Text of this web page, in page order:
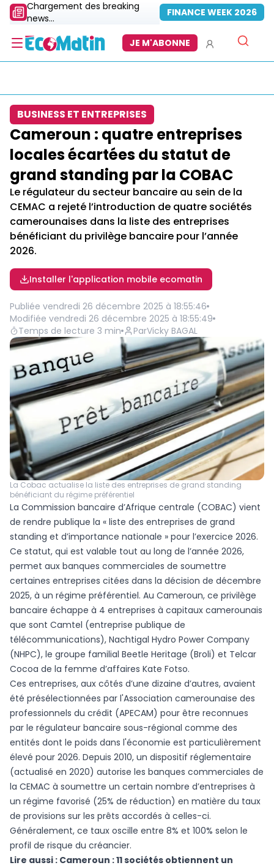
Chargement des breaking
news...
FINANCE WEEK 2026
JE M'ABONNE
BUSINESS ET ENTREPRISES
Cameroun : quatre entreprises
locales écartées du statut de
grand standing par la COBAC
Le régulateur du secteur bancaire au sein de la
CEMAC a rejeté l’introduction de quatre sociétés
camerounaises dans la liste des entreprises
bénéficiant du privilège bancaire pour l’année
2026.
Installer l'application mobile ecomatin
Publiée vendredi 26 décembre 2025 à 18:55:46
Modifiée vendredi 26 décembre 2025 à 18:55:49
Temps de lecture 3 min ParVicky BAGAL
La Cobac actualise la liste des entreprises de grand standing
bénéficiant du régime préférentiel
La Commission bancaire d’Afrique centrale (COBAC) vient
de rendre publique la « liste des entreprises de grand
standing et d’importance nationale » pour l’exercice 2026.
Ce statut, qui est valable tout au long de l’année 2026,
permet aux banques commerciales de soumettre
certaines entreprises citées dans la décision de décembre
2025, à un régime préférentiel. Au Cameroun, ce privilège
bancaire échappe à 4 entreprises à capitaux camerounais
que sont Camtel (entreprise publique de
télécommunications), Nachtigal Hydro Power Company
(NHPC), le groupe familial Beetle Heritage (Broli) et Telcar
Cocoa de la femme d’affaires Kate Fotso.
Ces entreprises, aux côtés d’une dizaine d’autres, avaient
été présélectionnées par l'Association camerounaise des
professionnels du crédit (APECAM) pour être reconnues
par le régulateur bancaire sous-régional comme des
entités dont le poids dans l'économie est particulièrement
élevé pour 2026. Depuis 2010, un dispositif réglementaire
(actualisé en 2020) autorise les banques commerciales de
la CEMAC à soumettre un certain nombre d’entreprises à
un régime favorisé (25% de réduction) en matière du taux
de provisions sur les prêts accordés à celles-ci.
Généralement, ce taux oscille entre 8% et 100% selon le
profil de risque du créancier.
Lire aussi : Cameroun : 11 sociétés obtiennent un